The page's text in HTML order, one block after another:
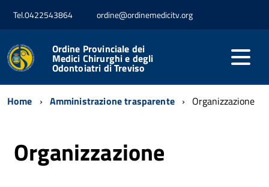
Tel.0422543864 ordine@ordinemedicitv.org
Ordine Provinciale dei
Medici Chirurghi e degli
Odontoiatri di Treviso
Home Amministrazione trasparente Organizzazione
Organizzazione